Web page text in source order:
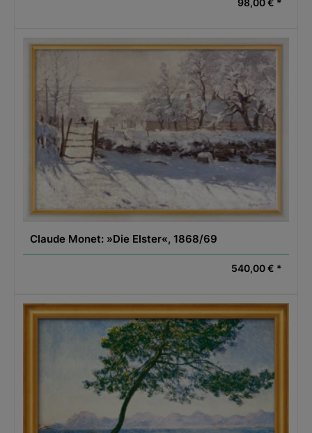
Claude Monet: »Die Elster«, 1868/69
540,00 € *